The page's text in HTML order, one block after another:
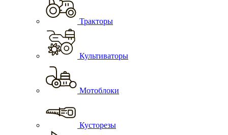
Тракторы
Культиваторы
Мотоблоки
Кусторезы